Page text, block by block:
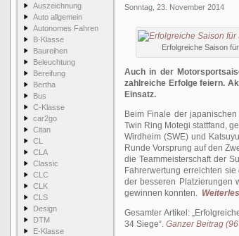
Auszeichnung
Auto allgemein
Autonomes Fahren
B-Klasse
Baureihen
Beleuchtung
Bereifung
Bertha
Bus
C-Klasse
car2go
Citan
CL
CLA
Classic
CLC
CLK
CLS
Design
DTM
E-Klasse
Sonntag, 23. November 2014
Erfolgreiche Saison
Auch in der
zahlreiche Erfolge feiern.
Einsatz.
Beim Finale der
Twin Ring Motegi stattfand,
Wirdheim (SWE) und
Runde Vorsprung auf den
die Teammeisterschaft der
Fahrerwertung erreichten
der besseren Platzierungen
gewinnen konnten.
Gesamter Artikel:
34 Siege . Ganzer Beitrag